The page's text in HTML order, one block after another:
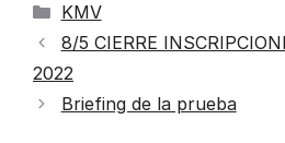
KMV
8/5 CIERRE
2022
Briefing de la prueba